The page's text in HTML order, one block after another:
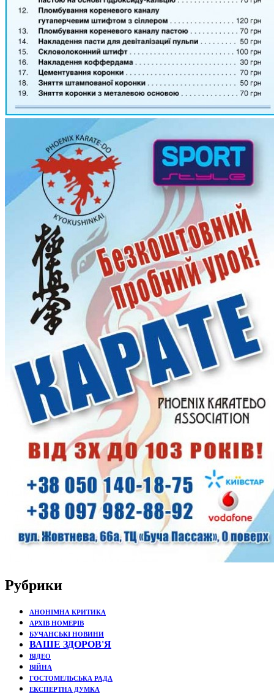
Рубрики
АНОНІМНА КРИТИКА
АРХІВ НОМЕРІВ
БУЧАНСЬКІ НОВИНИ
ВАШЕ ЗДОРОВ'Я
ВІДЕО
ВІЙНА
ГОСТОМЕЛЬСЬКА РАДА
ЕКСПЕРТНА ДУМКА